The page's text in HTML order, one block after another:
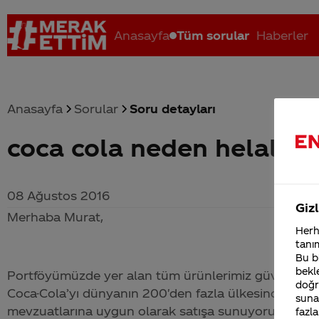
Anasayfa Tüm sorular Haberler
Coca-Cola nerenin malı? Coca cola İsrail malı mı Yani ...
Anasayfa Sorular Soru detayları
coca cola neden helal
08 Ağustos 2016
Merhaba Murat,
Portföyümüzde yer alan tüm ürünlerimiz güvenli,
Coca-Cola’yı dünyanın 200'den fazla ülkesinde
mevzuatlarına uygun olarak satışa sunuyoruz.
Bu